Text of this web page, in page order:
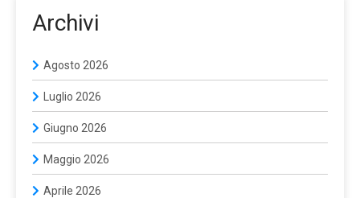
Archivi
Agosto 2026
Luglio 2026
Giugno 2026
Maggio 2026
Aprile 2026